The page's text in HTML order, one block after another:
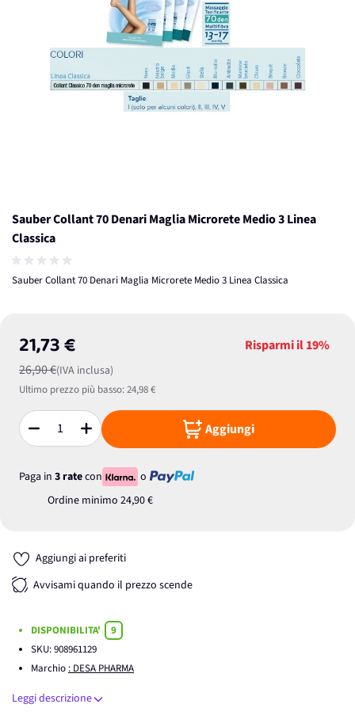
Sauber Collant 70 Denari Maglia Microrete Medio 3 Linea
Classica
Sauber Collant 70 Denari Maglia Microrete Medio 3 Linea Classica
21,73 €
26,90 €(IVA inclusa)
Risparmi il19%
Ultimo prezzo più basso:24,98 €
Quantità Aggiungi
Paga in 3 ratecon
o
Ordine minimo 24,90 €
Aggiungi ai preferiti
Avvisami quando il prezzo scende
DISPONIBILITA'
9
SKU:908961129
Marchio : DESA PHARMA
Leggi descrizione